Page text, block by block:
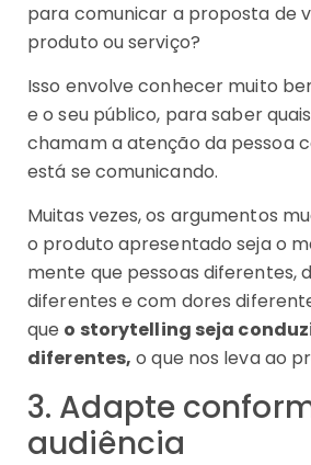
para comunicar a proposta de
produto ou serviço?
Isso envolve conhecer muito
e o seu público, para saber
chamam a atenção da pessoa
está se comunicando.
Muitas vezes, os argumentos
o produto apresentado seja o
mente que pessoas diferentes,
diferentes e com dores
que o storytelling seja
diferentes, o que nos leva ao
3. Adapte
audiência